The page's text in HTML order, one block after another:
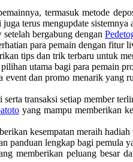
termasuk metode
terus mengupdate sistemnya
bergabung dengan
para pemain dengan fitur
tips dan trik terbaru untuk
utama bagi para pemain
event dan promo menarik yang
transaksi setiap member
yang mampu memberikan
kesempatan meraih
panduan lengkap bagi pemula
memberikan peluang besar